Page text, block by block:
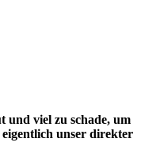
und viel zu schade, um
eigentlich unser direkter